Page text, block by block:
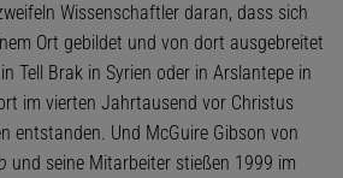
Wissenschaftler daran, dass sich
Ort gebildet und von dort ausgebreitet
Tell Brak in Syrien oder in Arslantepe in
im vierten Jahrtausend vor Christus
entstanden. Und McGuire Gibson von
und seine Mitarbeiter stießen 1999 im